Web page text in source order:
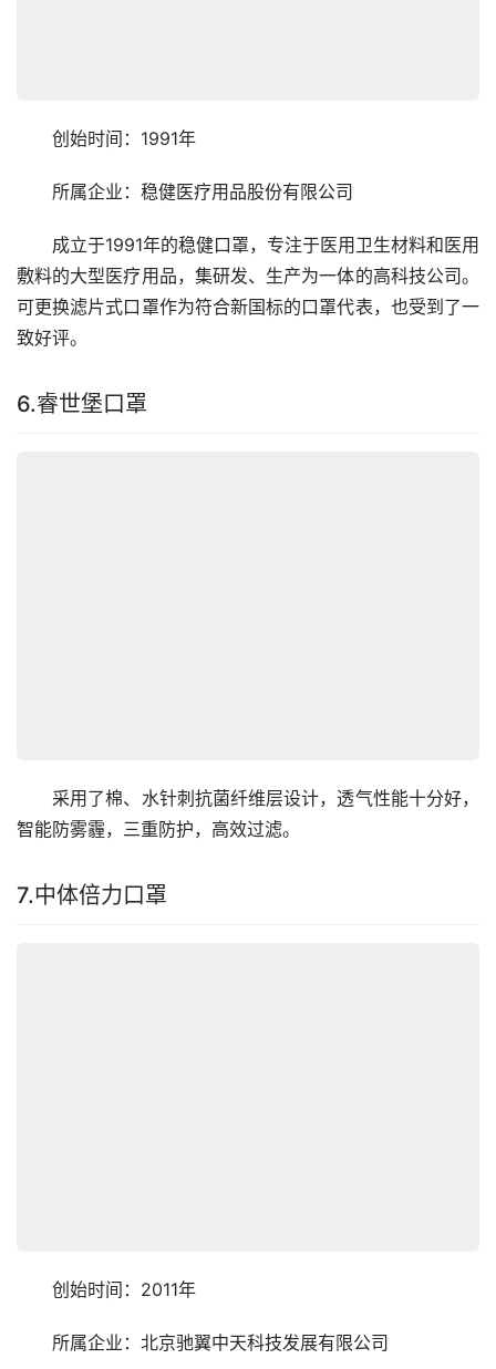
创始时间：1991年
所属企业：稳健医疗用品股份有限公司
成立于1991年的稳健口罩，专注于医用卫生材料和医用
敷料的大型医疗用品，集研发、生产为一体的高科技公司。
可更换滤片式口罩作为符合新国标的口罩代表，也受到了一
致好评。
6.睿世堡口罩
采用了棉、水针刺抗菌纤维层设计，透气性能十分好，
智能防雾霾，三重防护，高效过滤。
7.中体倍力口罩
创始时间：2011年
所属企业：北京驰翼中天科技发展有限公司